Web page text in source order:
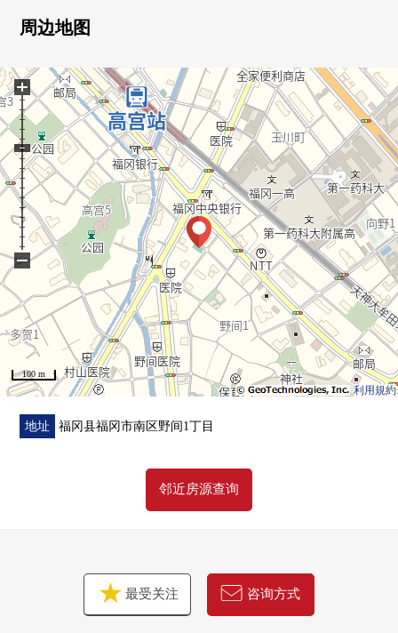
益金等在内)的比例保持公共税费其他相关房产需要的费用
■在找想要的家方面给予帮助的━━━━━・・・
房源的详细、需讨论是如有意向，请跟我们联系。
周边地图
利用規約
100 m
+
−
地址 福冈县福冈市南区野间1丁目
邻近房源查询
最受关注 咨询方式